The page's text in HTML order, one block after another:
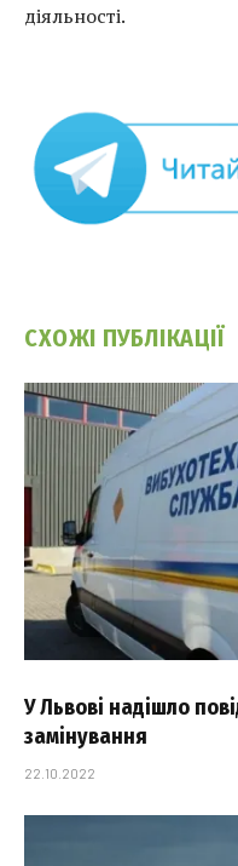
діяльності.
СХОЖІ ПУБЛІКАЦІЇ
У Львові надішло
замінування
22.10.2022